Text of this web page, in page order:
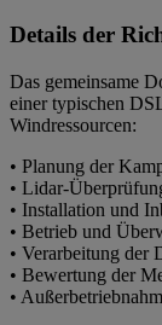
Details der
Das gemeinsame
einer typischen
Windressourcen:
• Planung der
• Lidar-
• Installation und
• Betrieb und
• Verarbeitung der
• Bewertung der
•